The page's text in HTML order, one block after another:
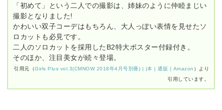
「初めて」という二人での撮影は、姉妹のように仲睦まじい
撮影となりました!
かわいい双子コーデはもちろん、大人っぽい表情を見せたソ
ロカットも必見です。
二人のソロカットを採用したB2特大ポスター付録付き。
そのほか、注目美女が続々登場。
引用元（Girls Plus vol.3(CMNOW 2018年4月号別冊) | |本 | 通販 | Amazon ）より
引用しています。